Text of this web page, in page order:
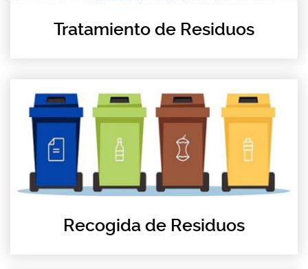
Tratamiento de Residuos
Recogida de Residuos